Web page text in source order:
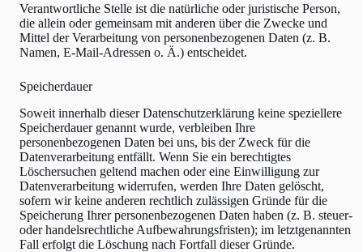
Verantwortliche Stelle ist die natürliche oder juristische Person,
die allein oder gemeinsam mit anderen über die Zwecke und
Mittel der Verarbeitung von personenbezogenen Daten (z. B.
Namen, E-Mail-Adressen o. Ä.) entscheidet.
Speicherdauer
Soweit innerhalb dieser Datenschutzerklärung keine speziellere
Speicherdauer genannt wurde, verbleiben Ihre
personenbezogenen Daten bei uns, bis der Zweck für die
Datenverarbeitung entfällt. Wenn Sie ein berechtigtes
Löschersuchen geltend machen oder eine Einwilligung zur
Datenverarbeitung widerrufen, werden Ihre Daten gelöscht,
sofern wir keine anderen rechtlich zulässigen Gründe für die
Speicherung Ihrer personenbezogenen Daten haben (z. B. steuer-
oder handelsrechtliche Aufbewahrungsfristen); im letztgenannten
Fall erfolgt die Löschung nach Fortfall dieser Gründe.